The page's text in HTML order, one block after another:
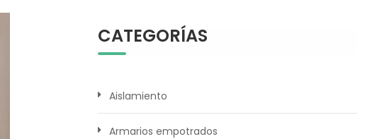
CATEGORÍAS
Aislamiento
Armarios empotrados